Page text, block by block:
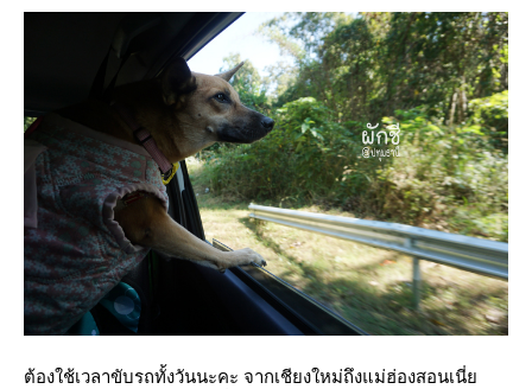
ต้องใช้เวลาขับรถทั้งวันนะคะ จากเชียงใหม่ถึงแม่ฮ่องสอนเนี่